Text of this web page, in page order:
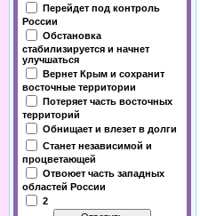
Перейдет под контроль
России
Обстановка
стабилизируется и начнет
улучшаться
Вернет Крым и сохранит
восточные территории
Потеряет часть восточных
территорий
Обнищает и влезет в долги
Станет независимой и
процветающей
Отвоюет часть западных
областей России
2